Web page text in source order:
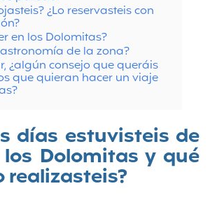
¿Lo reservasteis con
en los Dolomitas?
de la zona?
¿algún consejo que queráis
que quieran hacer un viaje
días estuvisteis de
Dolomitas y qué
realizasteis?